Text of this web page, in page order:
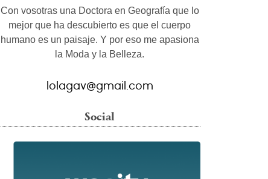
Con vosotras una Doctora en Geografía que lo
mejor que ha descubierto es que el cuerpo
humano es un paisaje. Y por eso me apasiona
la Moda y la Belleza.
lolagav@gmail.com
Social